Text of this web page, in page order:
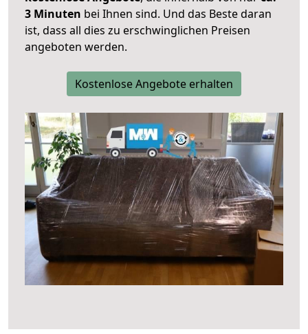
3 Minuten bei Ihnen sind. Und das Beste daran
ist, dass all dies zu erschwinglichen Preisen
angeboten werden.
Kostenlose Angebote erhalten